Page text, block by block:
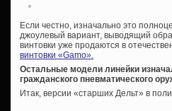
Если честно, изначально это
джоулевый вариант, выводящий
винтовки уже продаются в
винтовки «Gamo».
Остальные модели линейки
гражданского пневматического
Итак, версии «старших Дельт» в